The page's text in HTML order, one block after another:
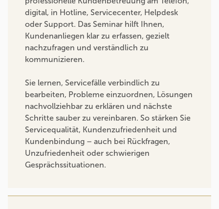
digital, in Hotline, Servicecenter, Helpdesk
oder Support. Das Seminar hilft Ihnen,
Kundenanliegen klar zu erfassen, gezielt
nachzufragen und verständlich zu
kommunizieren.
Sie lernen, Servicefälle verbindlich zu
bearbeiten, Probleme einzuordnen, Lösungen
nachvollziehbar zu erklären und nächste
Schritte sauber zu vereinbaren. So stärken Sie
Servicequalität, Kundenzufriedenheit und
Kundenbindung – auch bei Rückfragen,
Unzufriedenheit oder schwierigen
Gesprächssituationen.